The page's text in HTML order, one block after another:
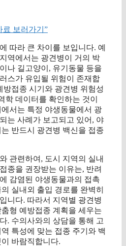
료 보러가기”
따라 큰 차이를 보입니다. 예
역에서는 광견병이 거의 박
나 길고양이, 유기동물 등을
스가 유입될 위험이 존재합
방접종 시기와 광견병 위험성
학 데이터를 확인하는 것이
서는 특정 야생동물에서 광
는 사례가 보고되고 있어, 야
반드시 광견병 백신을 접종
관련하여, 도시 지역의 실내
종을 권장받는 이유는, 반려
감염된 야생동물과의 접촉
실내외 출입 경로를 완벽히
니다. 따라서 지역별 광견병
형 예방접종 계획을 세우는
. 수의사와의 상담을 통해 고
특성에 맞는 접종 주기와 백
바람직합니다.